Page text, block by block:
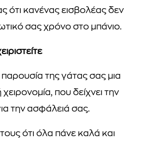
ότι κανένας εισβολέας δεν
σας χρόνο στο μπάνιο.
της γάτας σας μια
που δείχνει την
την ασφάλειά σας.
ότι όλα πάνε καλά και